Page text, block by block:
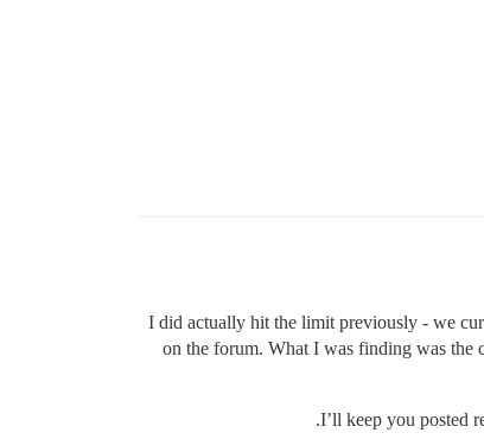
I did actually hit the limit previously - we
on the forum. What I was finding was the
I’ll keep you posted